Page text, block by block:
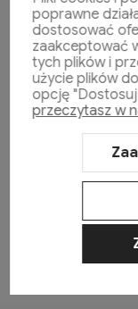
Pomoc
Płatności i
Informacje
poprawne
dostosować
zaakceptować
tych plików i
użycie plików
opcję
przeczytasz w